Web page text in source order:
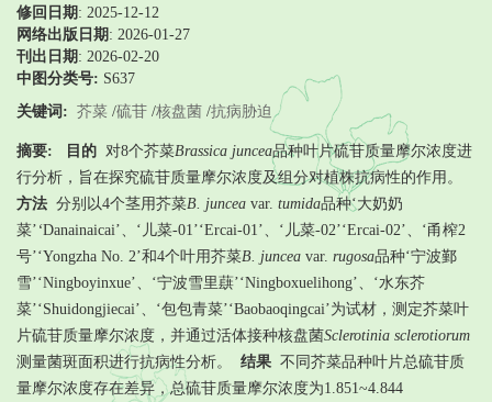
修回日期 : 2025-12-12
网络出版日期 : 2026-01-27
刊出日期 : 2026-02-20
中图分类号: S637
关键词: 芥菜 /硫苷 /核盘菌 /抗病胁迫
摘要: 目的 对8个芥菜Brassica juncea品种叶片硫苷质量摩尔浓度进
行分析，旨在探究硫苷质量摩尔浓度及组分对植株抗病性的作用。
方法 分别以4个茎用芥菜B. juncea var. tumida品种‘大奶奶
菜’ ‘Danainaicai’、‘儿菜-01’‘Ercai-01’、‘儿菜-02’‘Ercai-02’、‘甬榨2
号’‘Yongzha No. 2’和4个叶用芥菜B. juncea var. rugosa品种‘宁波鄞
雪’‘Ningboyinxue’、‘宁波雪里蕻’‘Ningboxuelihong’、‘水东芥
菜’‘Shuidongjiecai’、‘包包青菜’‘Baobaoqingcai’为试材，测定芥菜叶
片硫苷质量摩尔浓度，并通过活体接种核盘菌Sclerotinia sclerotiorum
测量菌斑面积进行抗病性分析。
结果 不同芥菜品种叶片总硫苷质
量摩尔浓度存在差异，总硫苷质量摩尔浓度为1.851~4.844